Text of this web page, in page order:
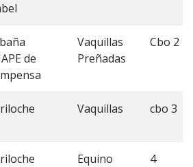
de
Vaquillas
Preñadas
Cbo 2
Vaquillas cbo 3
Equino
4